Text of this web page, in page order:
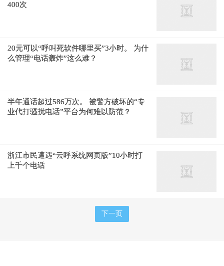
400次
20元可以“呼叫死软件哪里买”3小时。 为什
么管理“电话轰炸”这么难？
半年通话超过586万次。 被警方破坏的“专
业代打骚扰电话”平台为何难以防范？
浙江市民遭遇“云呼系统网页版”10小时打
上千个电话
下一页